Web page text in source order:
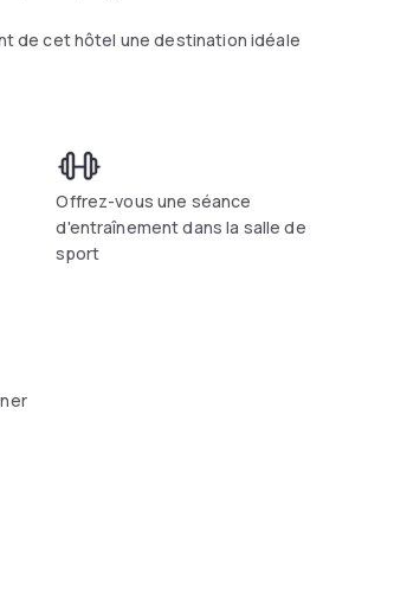
de cet hôtel une destination idéale
Offrez-vous une séance
d'entraînement dans la salle de
sport